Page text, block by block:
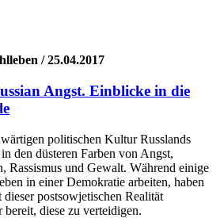
/ 25.04.2017
Angst. Einblicke in die
politischen Kultur Russlands
den düsteren Farben von Angst,
Rassismus und Gewalt. Während einige
in einer Demokratie arbeiten, haben
postsowjetischen Realität
bereit, diese zu verteidigen.